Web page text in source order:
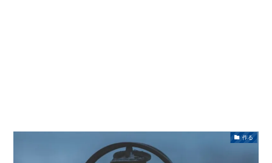
作る